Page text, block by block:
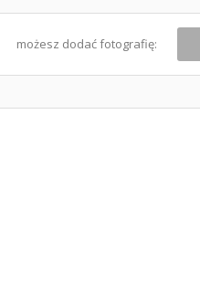
możesz dodać fotografię: